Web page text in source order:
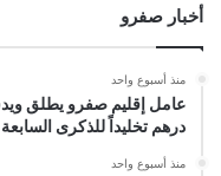
أخبار صفرو
منذ أسبوع واحد
درهم تخليداً للذكرى
منذ أسبوع واحد